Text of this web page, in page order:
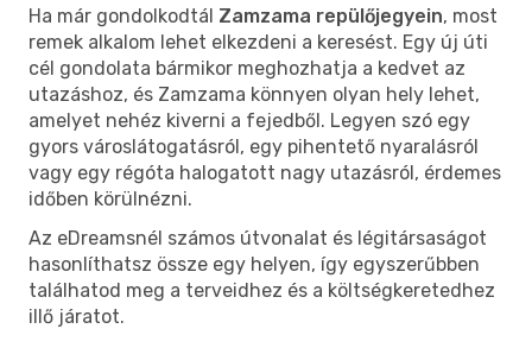
Ha már gondolkodtál Zamzama repülőjegyein, most
remek alkalom lehet elkezdeni a keresést. Egy új úti
cél gondolata bármikor meghozhatja a kedvet az
utazáshoz, és Zamzama könnyen olyan hely lehet,
amelyet nehéz kiverni a fejedből. Legyen szó egy
gyors városlátogatásról, egy pihentető nyaralásról
vagy egy régóta halogatott nagy utazásról, érdemes
időben körülnézni.
Az eDreamsnél számos útvonalat és légitársaságot
hasonlíthatsz össze egy helyen, így egyszerűbben
találhatod meg a terveidhez és a költségkeretedhez
illő járatot.